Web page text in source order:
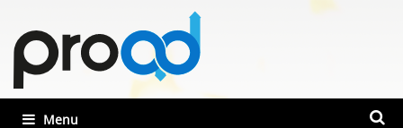
Busca
Toggle navigation